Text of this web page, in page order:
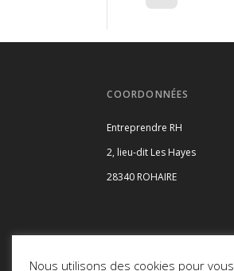
COORDONNÉES
Entreprendre RH
2, lieu-dit Les Hayes
28340 ROHAIRE
Nous utilisons des cookies pour vous